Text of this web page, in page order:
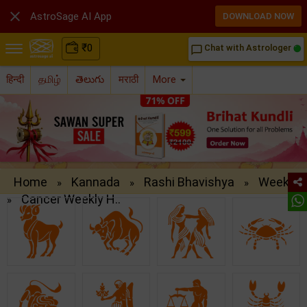
₹0 chat_bubble_outline Chat with Astrologer
हिन्दी தமிழ் తెలుగు मराठी More
Home » Kannada » Rashi Bhavishya » Weekly
» Cancer Weekly H..
 AstroSage AI App DOWNLOAD NOW